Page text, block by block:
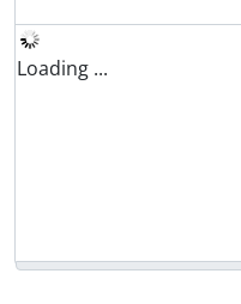
Loading ...